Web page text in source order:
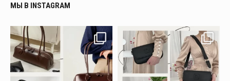
МЫ В INSTAGRAM